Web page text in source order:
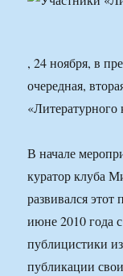
, 24 ноября, в
очередная,
«Литературного
В начале
куратор клуба
развивался
июне 2010 года
публицистики
публикации